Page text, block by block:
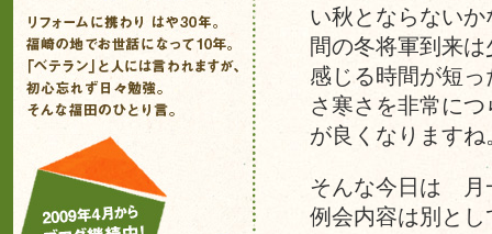
い秋とならない
間の冬将軍到来
感じる時間が短
さ寒さを非常に
が良くなりますね
そんな今日は 月
例会内容は別と